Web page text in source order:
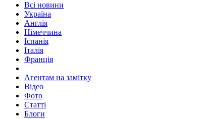
Всі новини
Україна
Англія
Німеччина
Іспанія
Італія
Франція
Агентам на замітку
Відео
Фото
Статті
Блоги